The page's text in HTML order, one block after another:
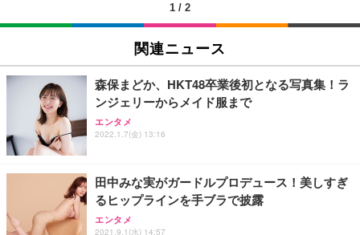
SIHOO B100 オフィスチェア／デスクチェア メッシ
ュチェア 人間工学 疲れない ブラック
￥27,999
Sezlife オフィスチェア デスクチェア 疲れない テレ
ワーク チェア 強化バックレスト 30度ロッキング機
能 人間工学 椅子 腰サポート 90度跳ね上げ式アーム
務用 おしゃれ パソコンチェア (ブラック)
Sezlife オフィスチェア デスクチェア 疲れない テレ
ワーク チェア 強化バックレスト 30度ロッキング機
EIZO ビジネス向けプレミアムモニター | FlexScan
￥109,572
【純正品】27"ゲーミングモニター DualSense 充電
フック付き（CFI-ZDM1J）
【整備済み品】Dell E2724HS 27インチ 液晶モニタ
ー フルHD（1920×1080）VA 非光沢 HDMI/DisplayP
Amazonベーシック ペットシーツ 厚型 ワイド 42枚
x2袋(84枚) ホワイト(吸収面:ライトブルー)
￥3,234
ネオ・ルーライフ ネオ・オムツ L 中型犬用 26枚入
り 単品
Smart Basic(スマートベーシック) 【Amazon.co.jp
限定】 Smart Basic アイリスオーヤマ ペットシーツ
1 / 2
関連ニュース
森保まどか、HKT48卒業後初となる写真集！ラ
ンジェリーからメイド服まで
エンタメ
2022.1.7(金) 13:16
田中みな実がガードルプロデュース！美しすぎ
るヒップラインを手ブラで披露
エンタメ
2021.9.1(水) 14:57